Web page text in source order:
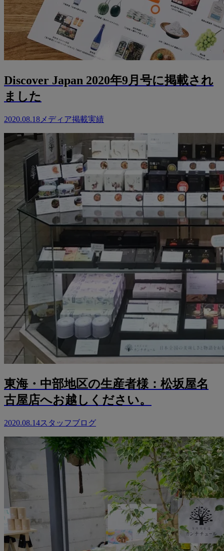
Discover Japan 2020年9月号に掲載され
ました
2020.08.18 メディア掲載実績
東海・中部地区の生産者様：松坂屋名
古屋店へお越しください。
2020.08.14スタッフブログ